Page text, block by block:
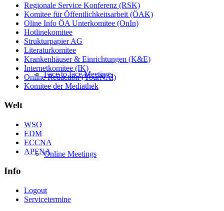
Face to face Meetings
Online Meetings
Regionale Service Konferenz (RSK)
Komitee für Öffentlichkeitsarbeit (ÖAK)
Oline Info ÖA Unterkomitee (OnIn)
Hotlinekomitee
Strukturpapier AG
Literaturkomitee
Krankenhäuser & Einrichtungen (K&E)
Internetkomitee (IK)
Online Redaction (YourNAl)
Komitee der Mediathek
Welt
WSO
EDM
ECCNA
APFNA
Info
Logout
Servicetermine